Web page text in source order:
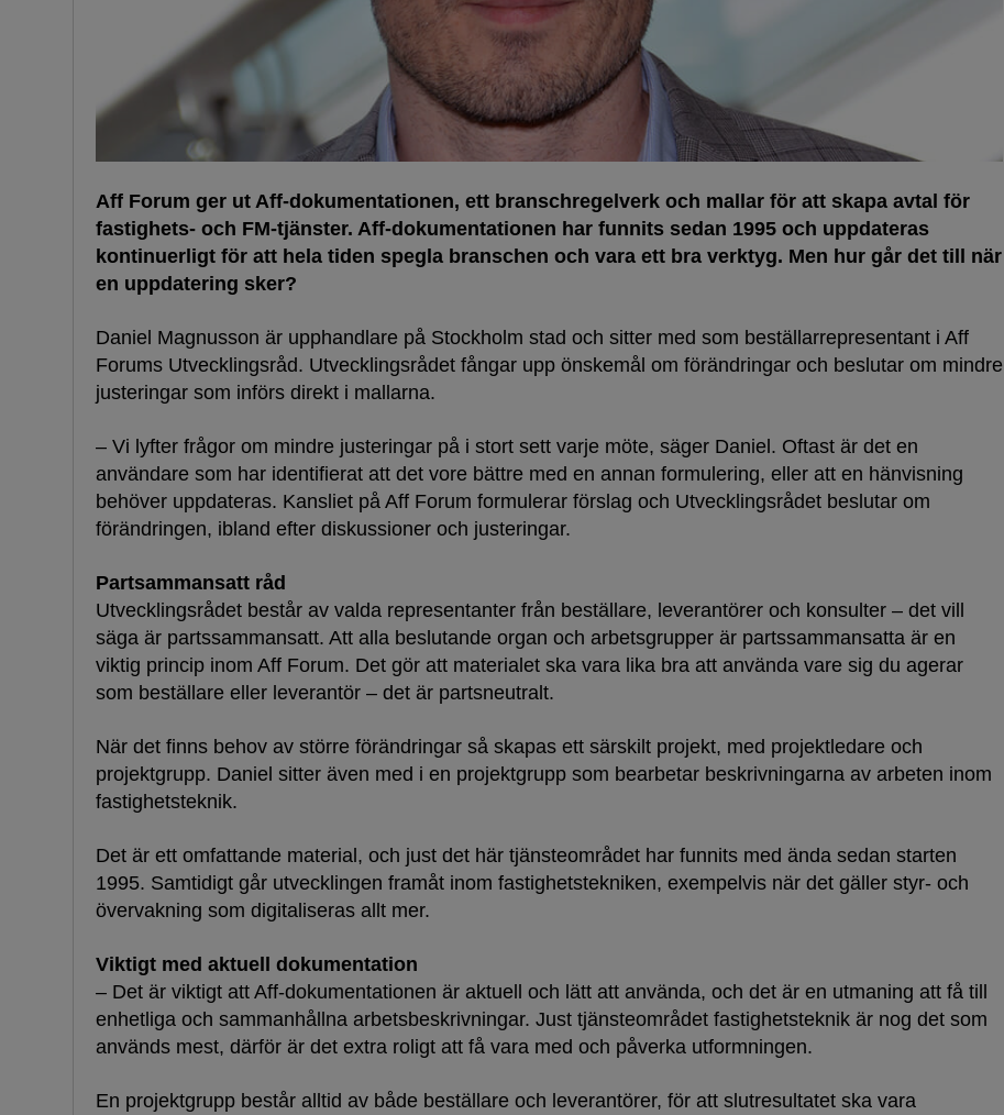
Aff Forum ger ut Aff-dokumentationen, ett branschregelverk och mallar för att skapa avtal för
fastighets- och FM-tjänster. Aff-dokumentationen har funnits sedan 1995 och uppdateras
kontinuerligt för att hela tiden spegla branschen och vara ett bra verktyg. Men hur går det till när
en uppdatering sker?
Daniel Magnusson är upphandlare på Stockholm stad och sitter med som beställarrepresentant i Aff
Forums Utvecklingsråd. Utvecklingsrådet fångar upp önskemål om förändringar och beslutar om mindre
justeringar som införs direkt i mallarna.
– Vi lyfter frågor om mindre justeringar på i stort sett varje möte, säger Daniel. Oftast är det en
användare som har identifierat att det vore bättre med en annan formulering, eller att en hänvisning
behöver uppdateras. Kansliet på Aff Forum formulerar förslag och Utvecklingsrådet beslutar om
förändringen, ibland efter diskussioner och justeringar.
Partsammansatt råd
Utvecklingsrådet består av valda representanter från beställare, leverantörer och konsulter – det vill
säga är partssammansatt. Att alla beslutande organ och arbetsgrupper är partssammansatta är en
viktig princip inom Aff Forum. Det gör att materialet ska vara lika bra att använda vare sig du agerar
som beställare eller leverantör – det är partsneutralt.
När det finns behov av större förändringar så skapas ett särskilt projekt, med projektledare och
projektgrupp. Daniel sitter även med i en projektgrupp som bearbetar beskrivningarna av arbeten inom
fastighetsteknik.
Det är ett omfattande material, och just det här tjänsteområdet har funnits med ända sedan starten
1995. Samtidigt går utvecklingen framåt inom fastighetstekniken, exempelvis när det gäller styr- och
övervakning som digitaliseras allt mer.
Viktigt med aktuell dokumentation
– Det är viktigt att Aff-dokumentationen är aktuell och lätt att använda, och det är en utmaning att få till
enhetliga och sammanhållna arbetsbeskrivningar. Just tjänsteområdet fastighetsteknik är nog det som
används mest, därför är det extra roligt att få vara med och påverka utformningen.
En projektgrupp består alltid av både beställare och leverantörer, för att slutresultatet ska vara